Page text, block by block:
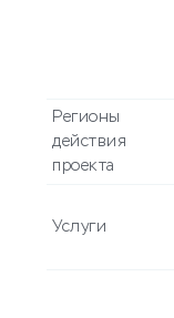
Регионы
действия
проекта
Услуги